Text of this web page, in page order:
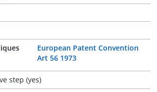
European Patent Convention
Art 56 1973
step (yes)